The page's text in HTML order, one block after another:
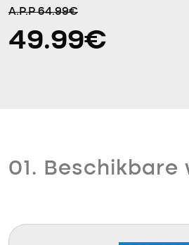
A.P.P 64.99€
49.99€
01. Beschikbare